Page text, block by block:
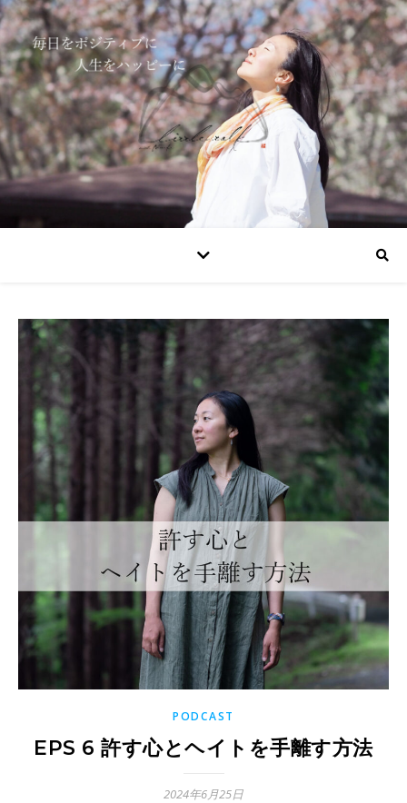
PODCAST
EPS 6 許す心とヘイトを手離す方法
2024年6月25日